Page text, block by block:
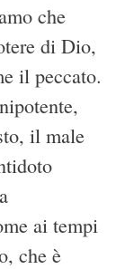
che
di Dio,
il peccato.
il male
ai tempi
che è